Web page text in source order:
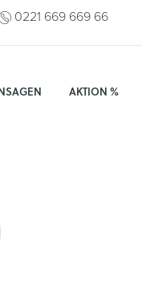
0221 669 669 66
AKTION %